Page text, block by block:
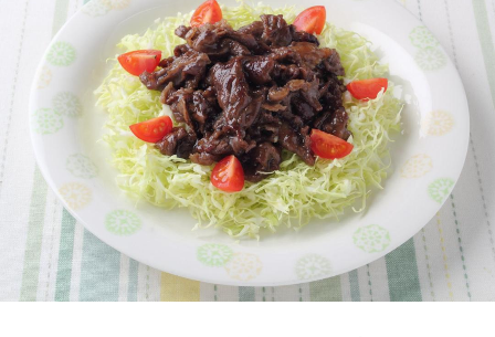
調味酢
お酢ドリンク ぽん酢
みりん風・料理酒 鍋用調味料
つゆ たれ
新商品一覧
キャンペーン情報
ブランド・スペシャルサイト
ブランド・スペシャルサイト トップ
商品ブランドサイト
Fibee（ファイビー）
くらしプラ酢
企業情報
国内事業概要